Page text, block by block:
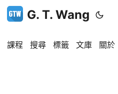
G. T. Wang
課程 搜尋 標籤 文庫 關於